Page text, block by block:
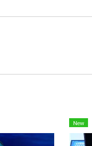
New